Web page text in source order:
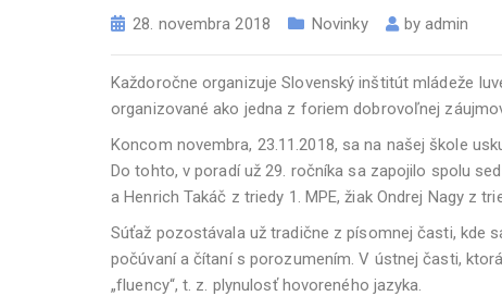
28. novembra 2018 Novinky byadmin
Každoročne organizuje Slovenský inštitút mládeže
organizované ako jedna z foriem dobrovoľnej
Koncom novembra, 23.11.2018, sa na našej škole
Do tohto, v poradí už 29. ročníka sa zapojilo spolu
a Henrich Takáč z triedy 1. MPE, žiak Ondrej Nagy z
Súťaž pozostávala už tradične z písomnej časti, kde
počúvaní a čítaní s porozumením. V ústnej časti,
„fluency“, t. z. plynulosť hovoreného jazyka.